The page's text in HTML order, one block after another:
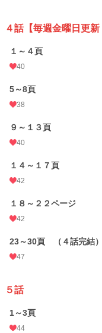
４話【毎週金曜日更新
１～４頁
40
5～8頁
38
９～１３頁
40
１４～１７頁
42
１８～２２ページ
42
23～30頁 （４話完結）
47
５話
1～3頁
44